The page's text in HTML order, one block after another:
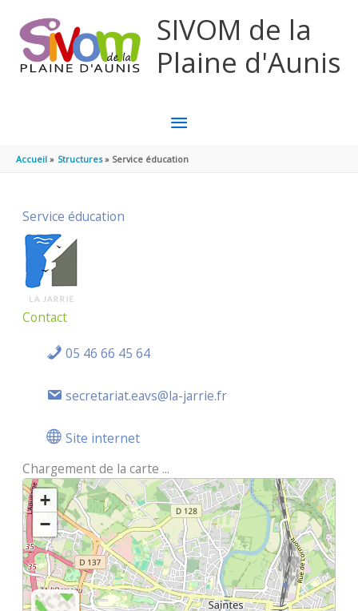
SIVOM de la
Plaine d'Aunis
MENU
PRINCIPAL
Accueil Structures Service éducation
Service éducation
Contact
05 46 66 45 64
secretariat.eavs@la-jarrie.fr
Site internet
Chargement de la carte ...
+
−